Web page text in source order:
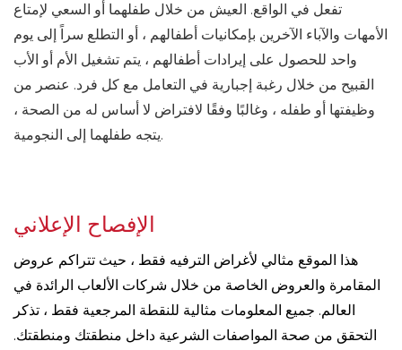
تفعل في الواقع. العيش من خلال طفلهما أو السعي لإمتاع
الأمهات والآباء الآخرين بإمكانيات أطفالهم ، أو التطلع سراً إلى يوم
واحد للحصول على إيرادات أطفالهم ، يتم تشغيل الأم أو الأب
القبيح من خلال رغبة إجبارية في التعامل مع كل فرد. عنصر من
وظيفتها أو طفله ، وغالبًا وفقًا لافتراض لا أساس له من الصحة ،
يتجه طفلهما إلى النجومية.
الإفصاح الإعلاني
هذا الموقع مثالي لأغراض الترفيه فقط ، حيث تتراكم عروض
المقامرة والعروض الخاصة من خلال شركات الألعاب الرائدة في
العالم. جميع المعلومات مثالية للنقطة المرجعية فقط ، تذكر
التحقق من صحة المواصفات الشرعية داخل منطقتك ومنطقتك.